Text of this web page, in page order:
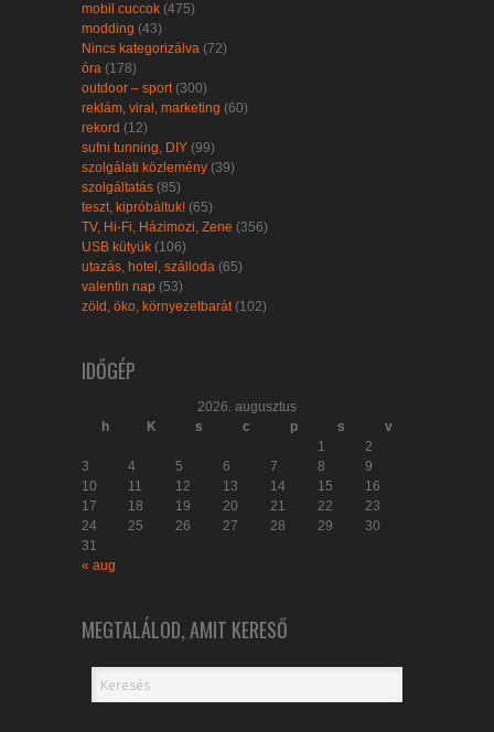
mobil cuccok (475)
modding (43)
Nincs kategorizálva (72)
óra (178)
outdoor – sport(300)
reklám, viral, marketing (60)
rekord (12)
sufni tunning, DIY (99)
szolgálati közlemény (39)
szolgáltatás (85)
teszt, kipróbáltuk! (65)
TV, Hi-Fi, Házimozi, Zene (356)
USB kütyük (106)
utazás, hotel, szálloda (65)
valentin nap (53)
zöld, öko, környezetbarát(102)
IDŐGÉP
2026. augusztus
h
K s c p s
v
1
2
3
4 5 6 7 8
9
10
11 12 13 14 15
16
17
18 19 20 21 22
23
24
25 26 27 28 29
30
31
« aug
MEGTALÁLOD, AMIT KERESŐ